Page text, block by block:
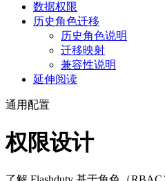
数据权限
历史角色迁移
历史角色说明
迁移映射
兼容性说明
延伸阅读
通用配置
权限设计